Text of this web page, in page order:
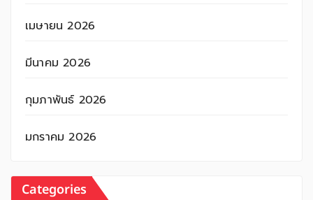
เมษายน 2026
มีนาคม 2026
กุมภาพันธ์ 2026
มกราคม 2026
Categories